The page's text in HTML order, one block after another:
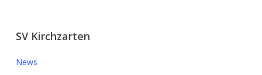
SV Kirchzarten
News